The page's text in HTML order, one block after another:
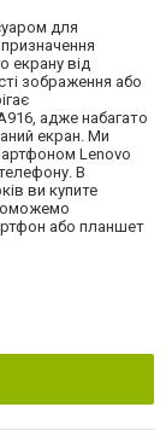
для
екрану від
зображення або
адже набагато
екран. Ми
Lenovo
В
ви купите
або планшет